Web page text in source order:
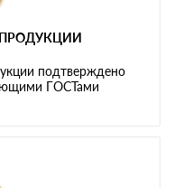
подтверждено
ГОСТами